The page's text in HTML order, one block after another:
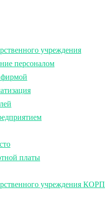
учреждения
персоналом
платы
учреждения КОРП